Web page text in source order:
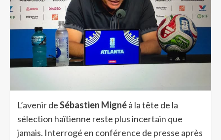
L’avenir deSébastien Mignéà la tête de la
sélection haïtienne reste plus incertain que
jamais. Interrogé en conférence de presse après